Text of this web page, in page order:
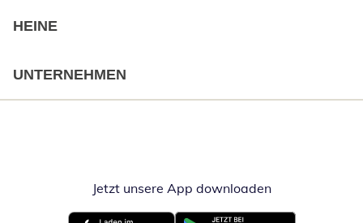
HEINE
UNTERNEHMEN
Jetzt unsere App downloadenÖffnet in